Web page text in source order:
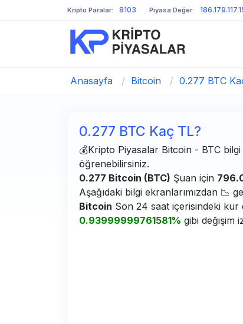
Kripto Paralar: 8103 Piyasa Değer:
Anasayfa / Bitcoin / 0.277 BTC
0.277 BTC Kaç TL?
💰Kripto Piyasalar Bitcoin - BTC
öğrenebilirsiniz.
0.277 Bitcoin (BTC) Şuan için
Aşağıdaki bilgi ekranlarımızdan 📉
Bitcoin Son 24 saat içerisindeki kur
0.93999999761581% gibi değişim